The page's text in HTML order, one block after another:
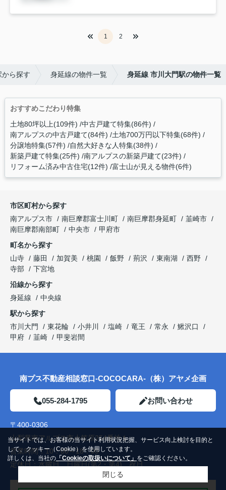
1 2
ら探す 身延線の物件一覧 身延線 市川大門駅の物件一覧
おすすめこだわり特集
土地80坪以上(109件) 中古戸建て特集(86件)
南アルプスの中古戸建て(84件) 土地700万円以下特集(68件)
分譲地特集(57件) 自然大好きな人特集(38件)
新築戸建て特集(25件) 南アルプスの新築戸建て(23件)
リフォーム済み中古住宅(12件) 富士山が見える物件(6件)
市区町村から探す
南アルプス市
南巨摩郡富士川町 南巨摩郡身延町
韮崎市
南巨摩郡南部町
中央市
甲府市
町名から探す
山寺
藤田 加賀美 桃園 飯野 荊沢 東南湖
西野
寺部
下宮地
沿線から探す
身延線
中央線
駅から探す
市川大門
東花輪 小井川 塩崎 竜王 常永
鰍沢口
甲府
韮崎 甲斐岩間
南プス不動産相談窓口-COCOCARA-（株）アヤメ企画
055-284-1795 お問い合わせ
〒400-0306
山梨県南アルプス市小笠原254番地１
営業時間：10：00～18：00
定休日： 水曜日、日曜日(第2・第4)、祝日
当サイトでは、お客様の当サイト利用状況把握、サービス向上検討を目的と
して、クッキー（Cookie）を使用しています。
詳しくは、当社の 「Cookieの取扱いについて」 をご確認ください。
閉じる